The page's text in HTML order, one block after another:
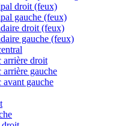
droit (feux)
gauche (feux)
droit (feux)
gauche (feux)
arrière droit
arrière gauche
avant gauche